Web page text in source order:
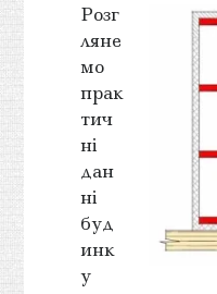
Розг
ляне
мо
прак
тич
ні
дан
ні
буд
инк
у